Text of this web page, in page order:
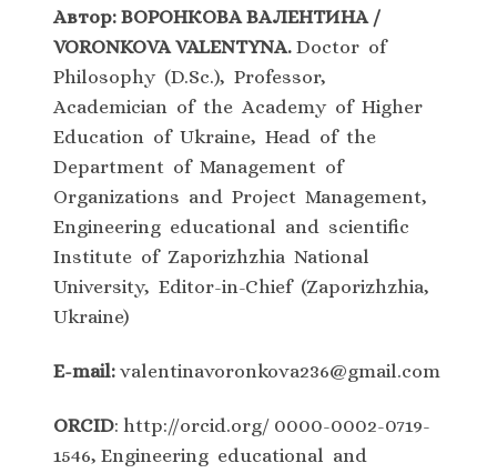
Автор: ВОРОНКОВА ВАЛЕНТИНА /
VORONKOVA VALENTYNA.Doctor of
Philosophy (D.Sc.), Professor,
Academician of the Academy of Higher
Education of Ukraine, Head of the
Department of Management of
Organizations and Project Management,
Engineering educational and scientific
Institute of Zaporizhzhia National
University, Editor-in-Chief (Zaporizhzhia,
Ukraine)
E-mail: valentinavoronkova236@gmail.com
ORCID: http://orcid.org/ 0000-0002-0719-
1546, Engineering educational and